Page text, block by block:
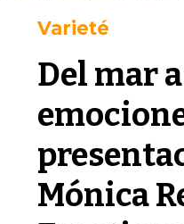
Del mar
Mónica
Varieté